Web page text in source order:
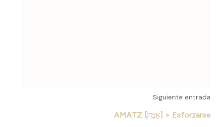
Siguiente entrada
AMATZ [אָמַץ] > Esforzarse